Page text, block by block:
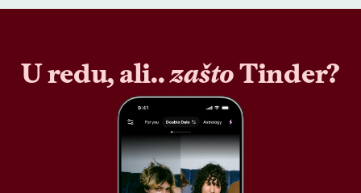
U redu, ali..zaštoTinder?